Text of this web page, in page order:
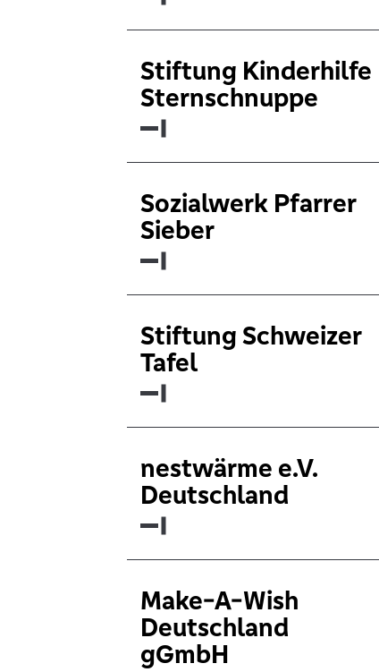
Stiftung Kinderhilfe
Sternschnuppe
Sozialwerk Pfarrer
Sieber
Stiftung Schweizer
Tafel
nestwärme e.V.
Deutschland
Make-A-Wish
Deutschland
gGmbH